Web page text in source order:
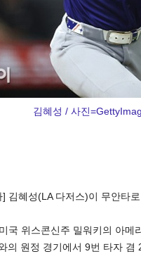
김혜성 / 사진
김혜성(LA 다저스)이 무안타
국 위스콘신주 밀워키의 아메
의 원정 경기에서 9번 타자